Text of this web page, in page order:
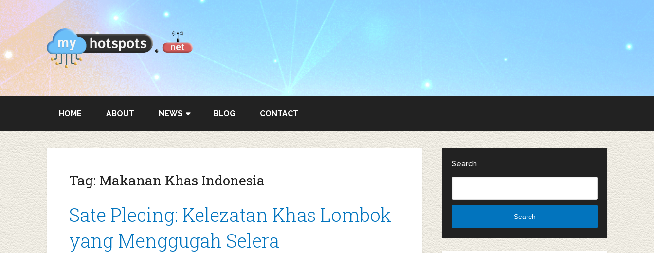
HOME ABOUT NEWS BLOG CONTACT
Tag: Makanan Khas Indonesia
Sate Plecing: Kelezatan Khas Lombok
yang Menggugah Selera
Search
Search